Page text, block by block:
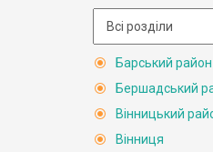
Барський район
Бершадський
Вінницький
Вінниця